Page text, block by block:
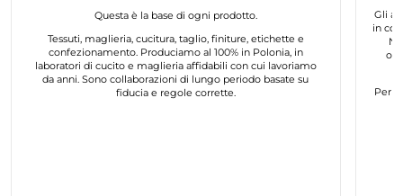
Questa è la base di ogni prodotto.
Tessuti, maglieria, cucitura, taglio, finiture, etichette e
confezionamento. Produciamo al 100% in Polonia, in
laboratori di cucito e maglieria affidabili con cui lavoriamo
da anni. Sono collaborazioni di lungo periodo basate su
fiducia e regole corrette.
Gli
in
Per